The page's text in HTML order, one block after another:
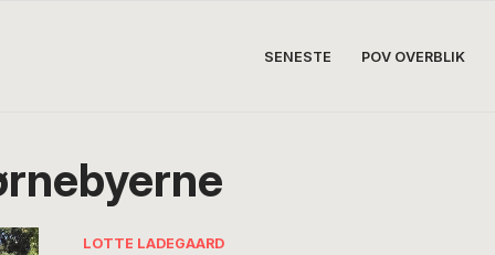
SENESTE POV OVERBLIK
LOTTE LADEGAARD